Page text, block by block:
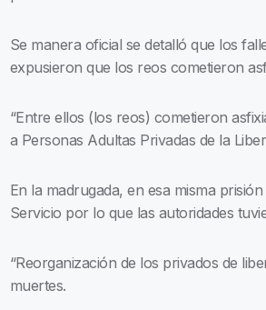
Se manera oficial se detalló que los
expusieron que los reos cometieron
“Entre ellos (los reos) cometieron
a Personas Adultas Privadas de la
En la madrugada, en esa misma
Servicio por lo que las autoridades
“Reorganización de los privados de
muertes.